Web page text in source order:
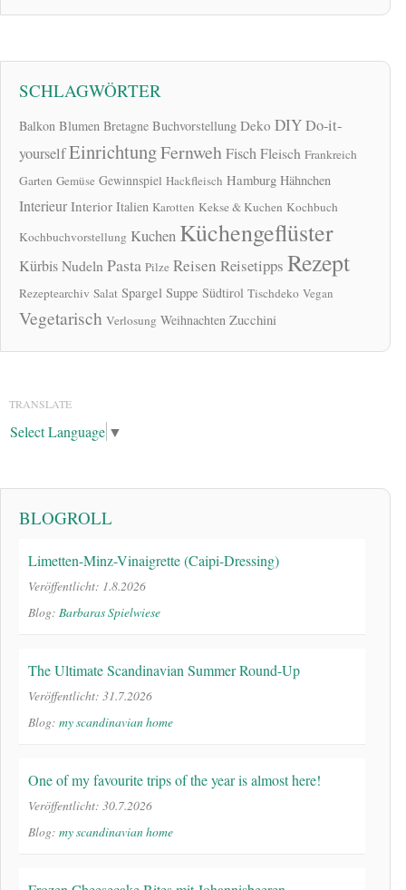
SCHLAGWÖRTER
Balkon Blumen Bretagne Buchvorstellung Deko DIYDo-it-
yourselfEinrichtungFernwehFischFleisch Frankreich
Garten Gemüse Gewinnspiel Hackfleisch Hamburg Hähnchen
Interieur Interior Italien Karotten Kekse & Kuchen Kochbuch
Kochbuchvorstellung Kuchen Küchengeflüster
KürbisNudeln Pasta Pilze Reisen Reisetipps Rezept
Rezeptearchiv Salat Spargel Suppe Südtirol Tischdeko Vegan
Vegetarisch Verlosung Weihnachten Zucchini
TRANSLATE
Select Language ▼
BLOGROLL
Limetten-Minz-Vinaigrette (Caipi-Dressing)
Veröffentlicht: 1.8.2026
Blog: Barbaras Spielwiese
The Ultimate Scandinavian Summer Round-Up
Veröffentlicht: 31.7.2026
Blog: my scandinavian home
One of my favourite trips of the year is almost here!
Veröffentlicht: 30.7.2026
Blog: my scandinavian home